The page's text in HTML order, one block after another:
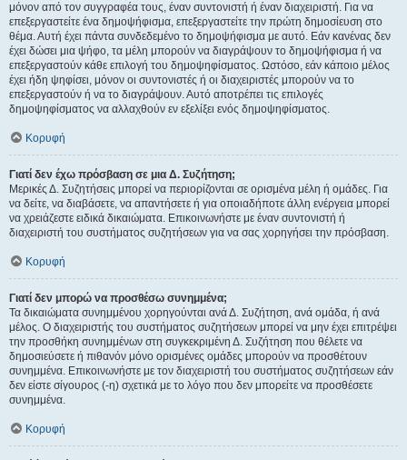
μόνον από τον συγγραφέα τους, έναν συντονιστή ή έναν διαχειριστή. Για να
επεξεργαστείτε ένα δημοψήφισμα, επεξεργαστείτε την πρώτη δημοσίευση στο
θέμα. Αυτή έχει πάντα συνδεδεμένο το δημοψήφισμα με αυτό. Εάν κανένας δεν
έχει δώσει μια ψήφο, τα μέλη μπορούν να διαγράψουν το δημοψήφισμα ή να
επεξεργαστούν κάθε επιλογή του δημοψηφίσματος. Ωστόσο, εάν κάποιο μέλος
έχει ήδη ψηφίσει, μόνον οι συντονιστές ή οι διαχειριστές μπορούν να το
επεξεργαστούν ή να το διαγράψουν. Αυτό αποτρέπει τις επιλογές
δημοψηφίσματος να αλλαχθούν εν εξελίξει ενός δημοψηφίσματος.
Κορυφή
Γιατί δεν έχω πρόσβαση σε μια Δ. Συζήτηση;
Μερικές Δ. Συζητήσεις μπορεί να περιορίζονται σε ορισμένα μέλη ή ομάδες. Για
να δείτε, να διαβάσετε, να απαντήσετε ή για οποιαδήποτε άλλη ενέργεια μπορεί
να χρειάζεστε ειδικά δικαιώματα. Επικοινωνήστε με έναν συντονιστή ή
διαχειριστή του συστήματος συζητήσεων για να σας χορηγήσει την πρόσβαση.
Κορυφή
Γιατί δεν μπορώ να προσθέσω συνημμένα;
Τα δικαιώματα συνημμένου χορηγούνται ανά Δ. Συζήτηση, ανά ομάδα, ή ανά
μέλος. Ο διαχειριστής του συστήματος συζητήσεων μπορεί να μην έχει επιτρέψει
την προσθήκη συνημμένων στη συγκεκριμένη Δ. Συζήτηση που θέλετε να
δημοσιεύσετε ή πιθανόν μόνο ορισμένες ομάδες μπορούν να προσθέτουν
συνημμένα. Επικοινωνήστε με τον διαχειριστή του συστήματος συζητήσεων εάν
δεν είστε σίγουρος (-η) σχετικά με το λόγο που δεν μπορείτε να προσθέσετε
συνημμένα.
Κορυφή